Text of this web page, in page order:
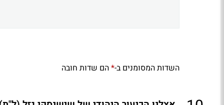
השדות המסומנים ב-*הם שדות חובה